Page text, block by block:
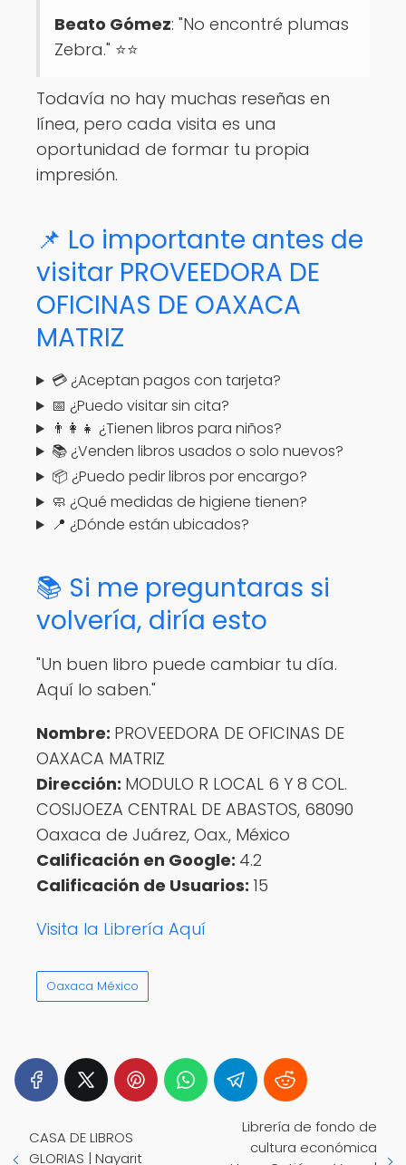
Beato Gómez: "No encontré plumas
Zebra." ⭐⭐
Todavía no hay muchas reseñas en
línea, pero cada visita es una
oportunidad de formar tu propia
impresión.
📌 Lo importante antes de
visitar PROVEEDORA DE
OFICINAS DE OAXACA
MATRIZ
💳 ¿Aceptan pagos con tarjeta?
📅 ¿Puedo visitar sin cita?
👨‍👩‍👧 ¿Tienen libros para niños?
📚 ¿Venden libros usados o solo nuevos?
📦 ¿Puedo pedir libros por encargo?
🧼 ¿Qué medidas de higiene tienen?
📍 ¿Dónde están ubicados?
📚 Si me preguntaras si
volvería, diría esto
"Un buen libro puede cambiar tu día.
Aquí lo saben."
Nombre: PROVEEDORA DE OFICINAS DE
OAXACA MATRIZ
Dirección: MODULO R LOCAL 6 Y 8 COL.
COSIJOEZA CENTRAL DE ABASTOS, 68090
Oaxaca de Juárez, Oax., México
Calificación en Google: 4.2
Calificación de Usuarios: 15
Visita la Librería Aquí
Oaxaca México
CASA DE LIBROS
GLORIAS | Nayarit
Librería de fondo de
cultura económica